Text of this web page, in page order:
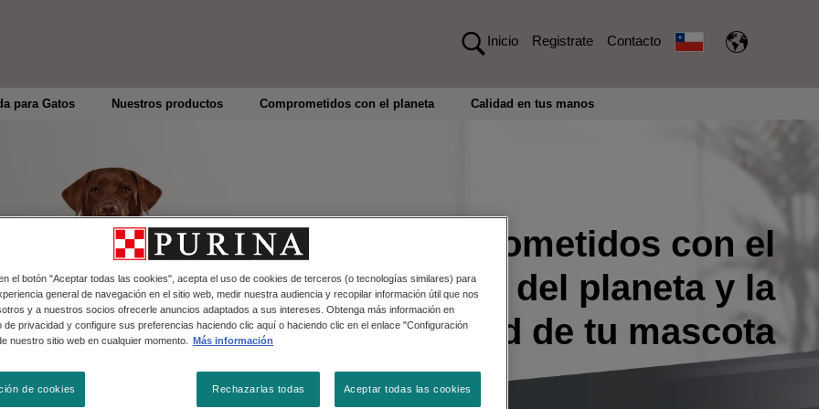
Inicio Registrate Contacto
para Gatos Nuestros productos Comprometidos con el planeta Calidad en tus manos
Comprometidos con el
cuidado del planeta y la
salud de tu mascota
el botón "Aceptar todas las cookies", acepta el uso de cookies de terceros (o tecnologías similares) para
general de navegación en el sitio web, medir nuestra audiencia y recopilar información útil que nos
y a nuestros socios ofrecerle anuncios adaptados a sus intereses. Obtenga más información en
de privacidad y configure sus preferencias haciendo clic aquí o haciendo clic en el enlace "Configuración
nuestro sitio web en cualquier momento.
Más información
Rechazarlas todas Aceptar todas las cookies
de cookies